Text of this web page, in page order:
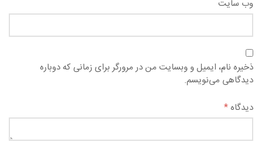
وب سایت
ذخیره نام، ایمیل و وبسایت من در مرورگر برای زمانی که دوباره
دیدگاهی می‌نویسم.
دیدگاه*